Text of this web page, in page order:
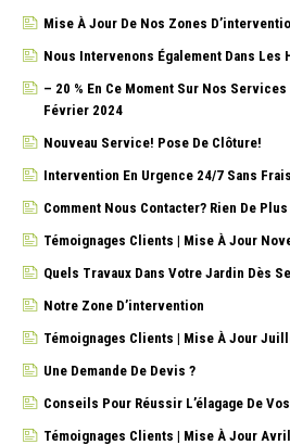
Mise À Jour De Nos Zones
Nous Intervenons Également Dans Les
– 20 % En Ce Moment Sur Nos Services
Février 2024
Nouveau Service! Pose De Clôture!
Intervention En Urgence 24/7 Sans
Comment Nous Contacter? Rien De
Témoignages Clients | Mise À Jour
Quels Travaux Dans Votre Jardin Dès
Notre Zone D’intervention
Témoignages Clients | Mise À Jour
Une Demande De Devis ?
Conseils Pour Réussir L’élagage De
Témoignages Clients | Mise À Jour